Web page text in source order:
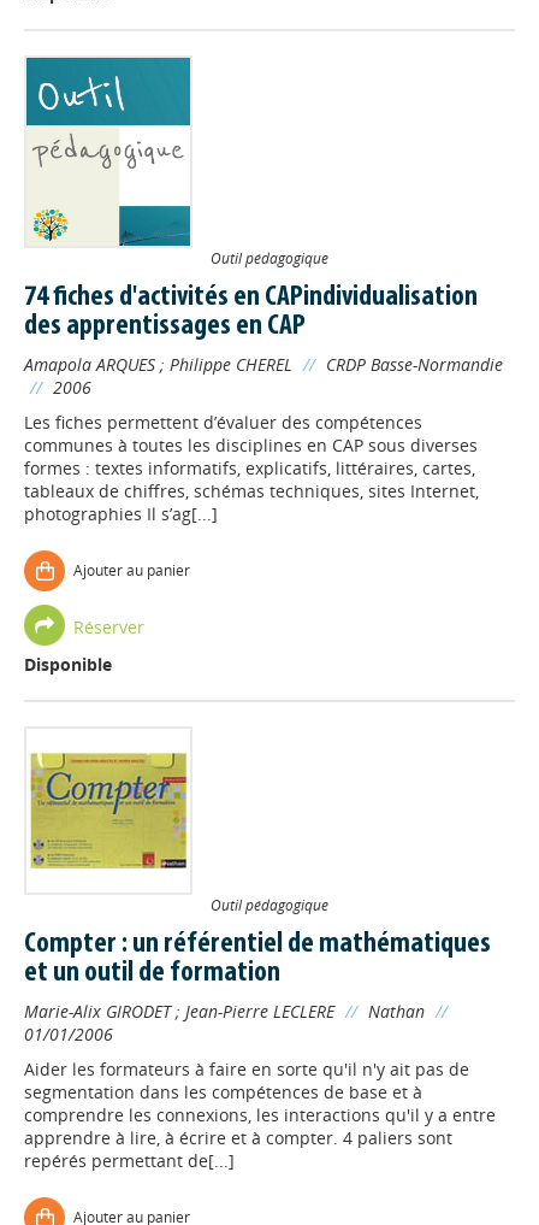
Outil pédagogique
74 fiches d'activités en CAPindividualisation
des apprentissages en CAP
Amapola ARQUES ; Philippe CHEREL // CRDP Basse-Normandie
// 2006
Les fiches permettent d’évaluer des compétences
communes à toutes les disciplines en CAP sous diverses
formes : textes informatifs, explicatifs, littéraires, cartes,
tableaux de chiffres, schémas techniques, sites Internet,
photographies Il s’ag[...]
Ajouter au panier
Réserver
Disponible
Outil pédagogique
Compter : un référentiel de mathématiques
et un outil de formation
Marie-Alix GIRODET; Jean-Pierre LECLERE // Nathan //
01/01/2006
Aider les formateurs à faire en sorte qu'il n'y ait pas de
segmentation dans les compétences de base et à
comprendre les connexions, les interactions qu'il y a entre
apprendre à lire, à écrire et à compter. 4 paliers sont
repérés permettant de[...]
Ajouter au panier